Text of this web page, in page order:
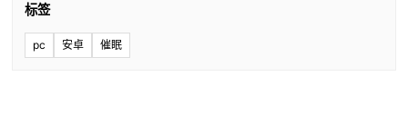
标签
pc 安卓 催眠